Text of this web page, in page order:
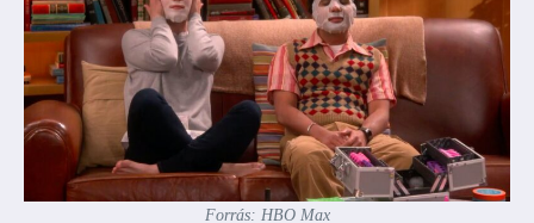
Forrás: HBO Max